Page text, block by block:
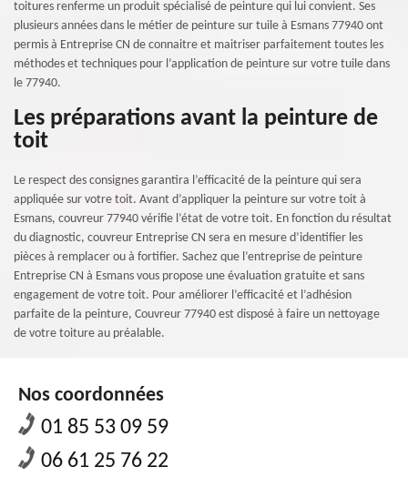
toitures renferme un produit spécialisé de peinture qui lui convient. Ses
plusieurs années dans le métier de peinture sur tuile à Esmans 77940 ont
permis à Entreprise CN de connaitre et maitriser parfaitement toutes les
méthodes et techniques pour l’application de peinture sur votre tuile dans
le 77940.
Les préparations avant la peinture de
toit
Le respect des consignes garantira l’efficacité de la peinture qui sera
appliquée sur votre toit. Avant d’appliquer la peinture sur votre toit à
Esmans, couvreur 77940 vérifie l’état de votre toit. En fonction du résultat
du diagnostic, couvreur Entreprise CN sera en mesure d’identifier les
pièces à remplacer ou à fortifier. Sachez que l’entreprise de peinture
Entreprise CN à Esmans vous propose une évaluation gratuite et sans
engagement de votre toit. Pour améliorer l’efficacité et l’adhésion
parfaite de la peinture, Couvreur 77940 est disposé à faire un nettoyage
de votre toiture au préalable.
Nos coordonnées
01 85 53 09 59
06 61 25 76 22